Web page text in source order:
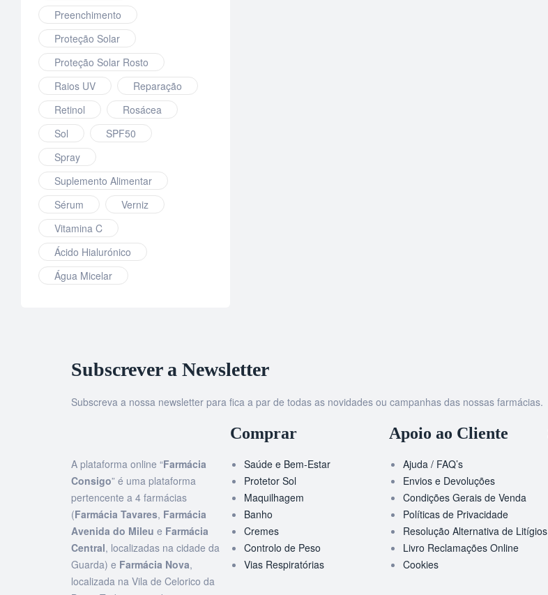
Preenchimento
Proteção Solar
Proteção Solar Rosto
Raios UV
Reparação
Retinol
Rosácea
Sol
SPF50
Spray
Suplemento Alimentar
Sérum
Verniz
Vitamina C
Ácido Hialurónico
Água Micelar
Subscrever a Newsletter
Subscreva a nossa newsletter para fica a par de todas as novidades ou campanhas das nossas farmácias.
A plataforma online “Farmácia
Consigo” é uma plataforma
pertencente a 4 farmácias
(Farmácia Tavares, Farmácia
Avenida do Mileu e Farmácia
Central, localizadas na cidade da
Guarda) e Farmácia Nova,
localizada na Vila de Celorico da
Comprar
Saúde e Bem-Estar
Protetor Sol
Maquilhagem
Banho
Cremes
Controlo de Peso
Vias Respiratórias
Apoio ao Cliente
Ajuda / FAQ’s
Envios e Devoluções
Condições Gerais de Venda
Políticas de Privacidade
Resolução Alternativa de Litígios
Livro Reclamações Online
Cookies